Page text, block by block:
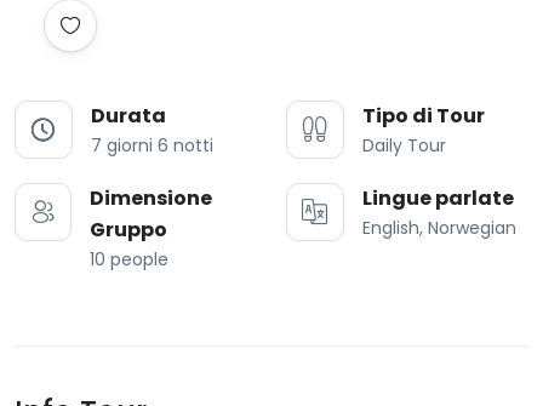
Durata
7 giorni 6 notti
Tipo di Tour
Daily Tour
Dimensione
Gruppo
10 people
Lingue parlate
English, Norwegian